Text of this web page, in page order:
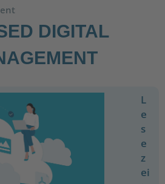
DIGITAL
L
e
s
e
z
ei